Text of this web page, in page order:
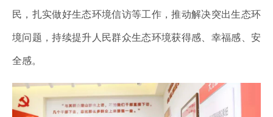
民，扎实做好生态环境信访等工作，推动解决突出生态环
境问题，持续提升人民群众生态环境获得感、幸福感、安
全感。